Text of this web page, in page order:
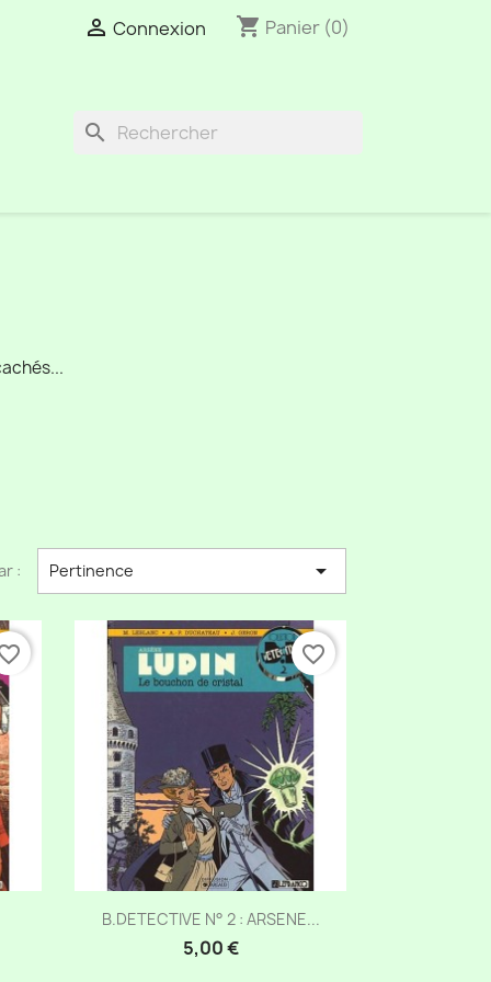
 Connexion shopping_cart Panier (0)
search
: Pertinence 
Aperçu rapide
B.DETECTIVE N° 2 : ARSENE...
5,00 €
favorite_border